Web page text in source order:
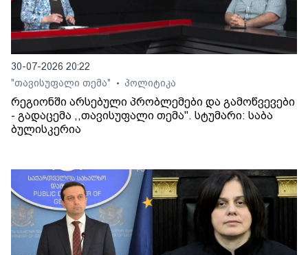
30-07-2026 20:22
"თავისუფალი თემა"
• პოლიტიკა
რეგიონში არსებული პრობლემები და გამოწვევები
- გადაცემა ,,თავისუფალი თემა". სტუმარი: საბა
ბულისკერია